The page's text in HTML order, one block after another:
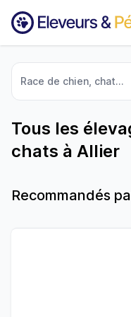
Race de chien, chat...
Tous les
chats à Allier
Recommandés